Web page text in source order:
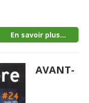
En savoir plus...
AVANT-